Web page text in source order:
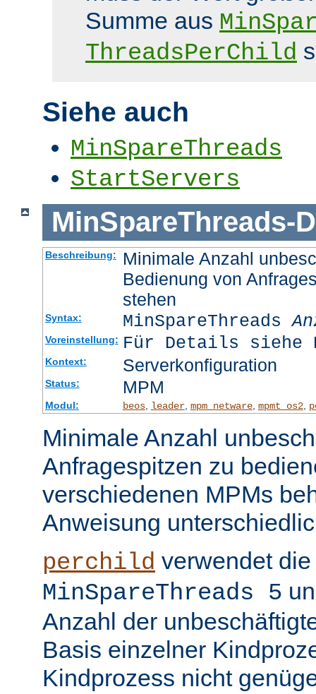
Summe aus
ThreadsPerChild
Siehe auch
MinSpareThreads
StartServers
MinSpareThreads-
Beschreibung:
Minimale Anzahl
Bedienung von
stehen
Syntax: MinSpareThreads
Voreinstellung: Für Details siehe
Kontext: Serverkonfiguration
Status: MPM
Modul: beos, leader, mpm_netware, mpmt_os2,
Minimale Anzahl
Anfragespitzen zu
verschiedenen MPMs
Anweisung
perchild verwendet
MinSpareThreads 5
Anzahl der
Basis einzelner
Kindprozess nicht